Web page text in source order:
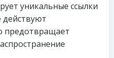
уникальные ссылки
действуют
предотвращает